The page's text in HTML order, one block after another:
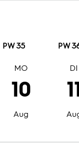
PW 35 PW
10
Aug
MO DI